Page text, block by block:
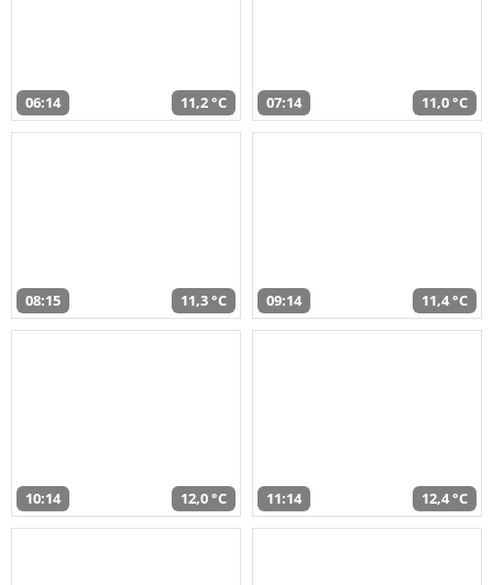
06:14 11,2 °C 07:14 11,0 °C
08:15 11,3 °C 09:14 11,4 °C
10:14 12,0 °C 11:14 12,4 °C